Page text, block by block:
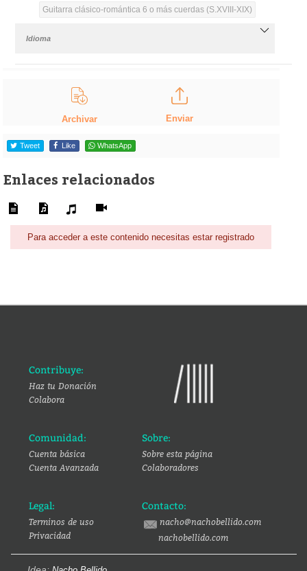
Guitarra clásico-romántica 6 o más cuerdas (S.XVIII-XIX)
Idioma
Archivar Enviar
Tweet Like WhatsApp
Enlaces relacionados
Para acceder a este contenido necesitas estar registrado
Contribuye:
Haz tu Donación
Colabora
Comunidad:
Cuenta básica
Cuenta Avanzada
Sobre:
Sobre esta página
Colaboradores
Legal:
Terminos de uso
Privacidad
Contacto:
nacho@nachobellido.com
nachobellido.com